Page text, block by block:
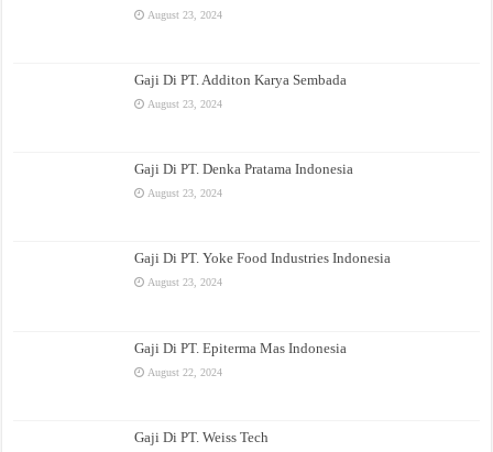
August 23, 2024
Gaji Di PT. Additon Karya Sembada
August 23, 2024
Gaji Di PT. Denka Pratama Indonesia
August 23, 2024
Gaji Di PT. Yoke Food Industries Indonesia
August 23, 2024
Gaji Di PT. Epiterma Mas Indonesia
August 22, 2024
Gaji Di PT. Weiss Tech